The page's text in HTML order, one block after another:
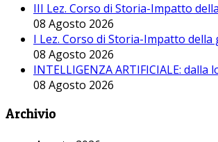
III Lez. Corso di Storia-Impatto
08 Agosto 2026
I Lez. Corso di Storia-Impatto
08 Agosto 2026
INTELLIGENZA ARTIFICIALE:
08 Agosto 2026
Archivio